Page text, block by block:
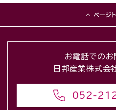
ページ
お電話でのお
日邦産業株式会
052-